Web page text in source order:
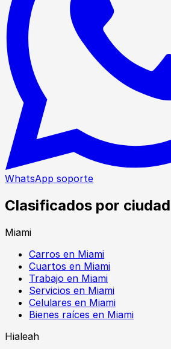
WhatsApp soporte
Clasificados por ciudad
Miami
Carros en Miami
Cuartos en Miami
Trabajo en Miami
Servicios en Miami
Celulares en Miami
Bienes raíces en Miami
Hialeah